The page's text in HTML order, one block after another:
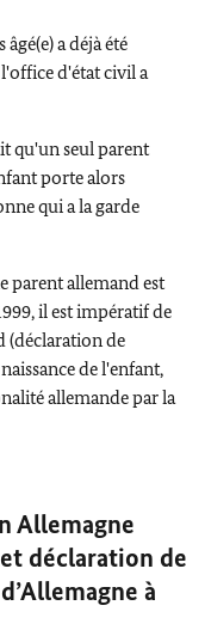
a déjà été
d'état civil a
qu'un seul parent
porte alors
qui a la garde
parent allemand est
il est impératif de
(déclaration de
de l'enfant,
allemande par la
Allemagne
et déclaration de
à